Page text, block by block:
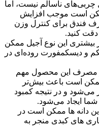
ناسالم نیست، اما
است موجب افزایش
فندق برای کنترل وزن
دقت کنید.
این نوع آجیل ممکن
و دیسکمفورت روده‌ای در
مصرف این محصول مهم
است باعث بیش‌تر
و در نتیجه کمبود
شما ایجاد می‌شود.
دانه ها ممکن است در
های کبدی منجر به